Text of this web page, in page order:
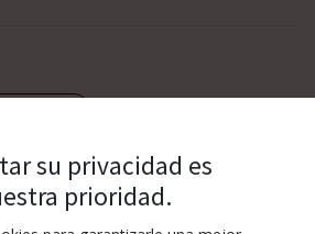
su privacidad es
prioridad.